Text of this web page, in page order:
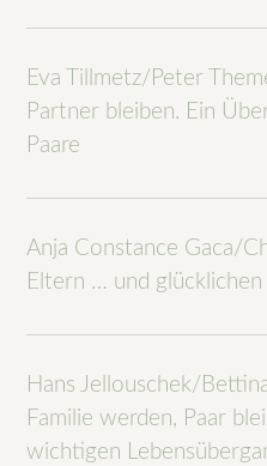
Eva Tillmetz/Peter
Partner bleiben. Ein
Paare
Anja Constance Gaca/
Eltern … und glücklichen
Hans Jellouschek/
Familie werden, Paar
wichtigen